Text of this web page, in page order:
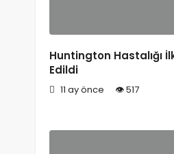
Huntington Hastalığı
Edildi
11 ay önce 517